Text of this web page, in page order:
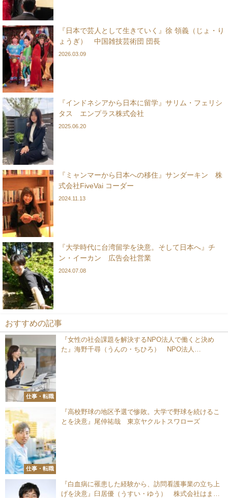
『日本で芸人として生きていく』徐 領義（じょ・り
ょうぎ） 中国雑技芸術団 団長
2026.03.09
『インドネシアから日本に留学』サリム・フェリシ
タス エンプラス株式会社
2025.06.20
『ミャンマーから日本への移住』サンダーキン 株
式会社FiveVai コーダー
2024.11.13
『大学時代に台湾留学を決意。そして日本へ』チ
ン・イーカン 広告会社営業
2024.07.08
おすすめの記事
仕事・転職
『女性の社会課題を解決するNPO法人で働くと決め
た』海野千尋（うんの・ちひろ） NPO法人
仕事・転職
『高校野球の地区予選で惨敗。大学で野球を続けるこ
とを決意』尾仲祐哉 東京ヤクルトスワローズ
『白血病に罹患した経験から、訪問看護事業の立ち上
げを決意』臼居優（うすい・ゆう） 株式会社はまリ